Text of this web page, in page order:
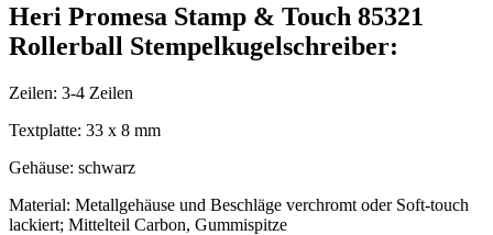
Heri Promesa Stamp & Touch 85321
Rollerball Stempelkugelschreiber:
Zeilen: 3-4 Zeilen
Textplatte: 33 x 8 mm
Gehäuse: schwarz
Material: Metallgehäuse und Beschläge verchromt oder Soft-touch
lackiert; Mittelteil Carbon, Gummispitze